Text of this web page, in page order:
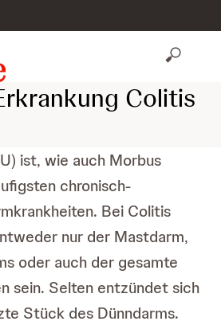
Colitis
ist, wie auch Morbus
chronisch-
Bei Colitis
nur der Mastdarm,
oder auch der gesamte
sein. Selten entzündet sich
Stück des Dünndarms.